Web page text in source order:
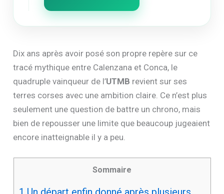
Dix ans après avoir posé son propre repère sur ce
tracé mythique entre Calenzana et Conca, le
quadruple vainqueur de l’UTMB revient sur ses
terres corses avec une ambition claire. Ce n’est plus
seulement une question de battre un chrono, mais
bien de repousser une limite que beaucoup jugeaient
encore inatteignable il y a peu.
Sommaire